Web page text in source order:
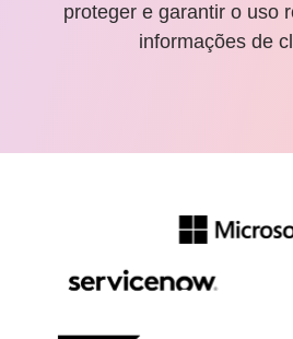
proteger e garantir o uso
informações de